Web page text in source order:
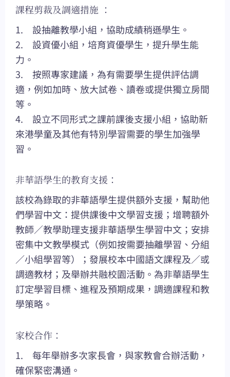
課程剪裁及調適措施 ：
1. 設抽離教學小組，協助成績稍遜學生。
2. 設資優小組，培育資優學生，提升學生能
力。
3. 按照專家建議，為有需要學生提供評估調
適，例如加時、放大試卷、讀卷或提供獨立房間
等。
4. 設立不同形式之課前課後支援小組，協助新
來港學童及其他有特別學習需要的學生加強學
習。
非華語學生的教育支援：
該校為錄取的非華語學生提供額外支援，幫助他
們學習中文：提供課後中文學習支援；增聘額外
教師／教學助理支援非華語學生學習中文；安排
密集中文教學模式（例如按需要抽離學習、分組
／小組學習等）；發展校本中國語文課程及／或
調適教材；及舉辦共融校園活動。為非華語學生
訂定學習目標、進程及預期成果，調適課程和教
學策略。
家校合作：
1. 每年舉辦多次家長會，與家教會合辦活動，
確保緊密溝通。